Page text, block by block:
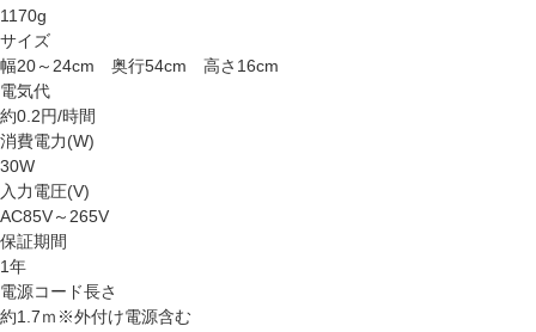
1170g
サイズ
幅20～24cm 奥行54cm 高さ16cm
電気代
約0.2円/時間
消費電力(W)
30W
入力電圧(V)
AC85V～265V
保証期間
1年
電源コード長さ
約1.7ｍ※外付け電源含む